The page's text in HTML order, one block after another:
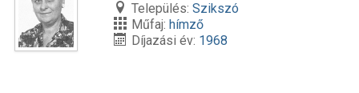
Település: Szikszó
Műfaj: hímző
Díjazási év: 1968